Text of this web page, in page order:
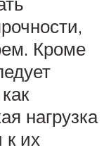
Кроме
нагрузка
к их